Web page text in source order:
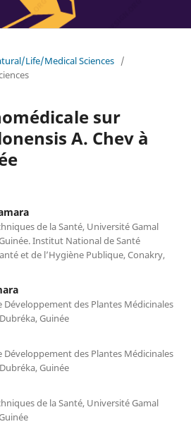
Life/Medical Sciences /
sur
A. Chev à
de la Santé, Université Gamal
Institut National de Santé
et de l’Hygiène Publique, Conakry,
des Plantes Médicinales
Guinée
des Plantes Médicinales
Guinée
de la Santé, Université Gamal